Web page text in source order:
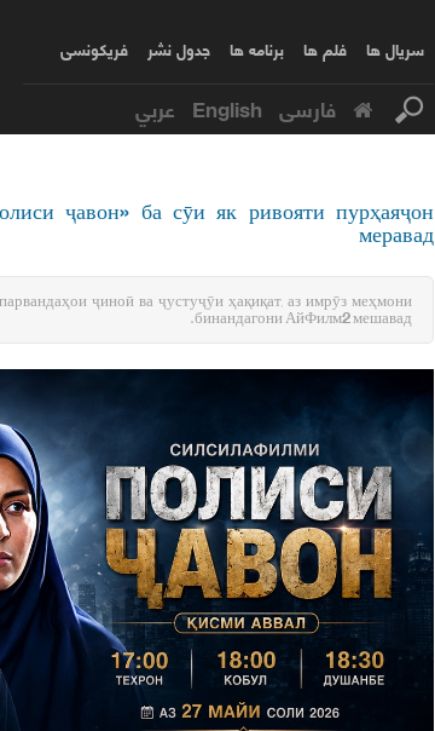
سریال ها فلم ها برنامه ها جدول نشر فریکونسی
فارسی English عربي
ҷавон» ба сӯи як ривояти пурҳаяҷон
меравад
ҷиноӣ ва ҷустуҷӯи ҳақиқат, аз имрӯз меҳмони
бинандагони АйФилм2 мешавад.